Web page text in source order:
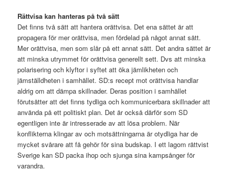
Rättvisa kan hanteras på två sätt
Det finns två sätt att hantera orättvisa. Det ena sättet är att
propagera för mer orättvisa, men fördelad på något annat sätt.
Mer orättvisa, men som slår på ett annat sätt. Det andra sättet är
att minska utrymmet för orättvisa generellt sett. Dvs att minska
polarisering och klyftor i syftet att öka jämlikheten och
jämställdheten i samhället. SD:s recept mot orättvisa handlar
aldrig om att dämpa skillnader. Deras position i samhället
förutsätter att det finns tydliga och kommunicerbara skillnader att
använda på ett politiskt plan. Det är också därför som SD
egentligen inte är intresserade av att lösa problem. När
konflikterna klingar av och motsättningarna är otydliga har de
mycket svårare att få gehör för sina budskap. I ett lagom rättvist
Sverige kan SD packa ihop och sjunga sina kampsånger för
varandra.